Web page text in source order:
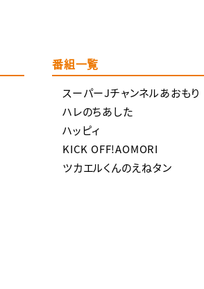
番組一覧
スーパーJチャンネルあおもり
ハレのちあした
ハッピィ
KICK OFF!AOMORI
ツカエルくんのえねタン